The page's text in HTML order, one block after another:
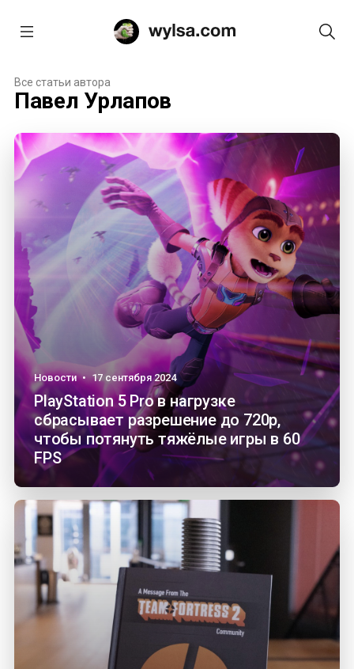
Все статьи автора
Павел Урлапов
Новости • 17 сентября 2024
PlayStation 5 Pro в нагрузке
сбрасывает разрешение до 720p,
чтобы потянуть тяжёлые игры в 60
FPS